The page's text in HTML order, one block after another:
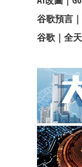
谷歌預言
谷歌｜全